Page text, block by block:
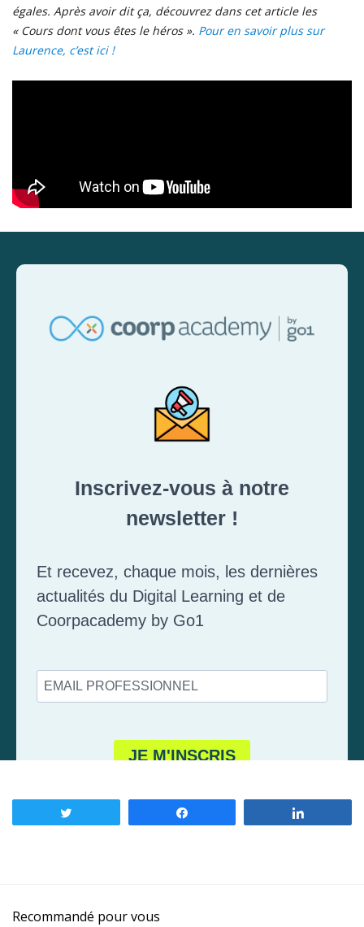
égales. Après avoir dit ça, découvrez dans cet article les
« Cours dont vous êtes le héros ». Pour en savoir plus sur
Laurence, c’est ici !
Recommandé pour vous